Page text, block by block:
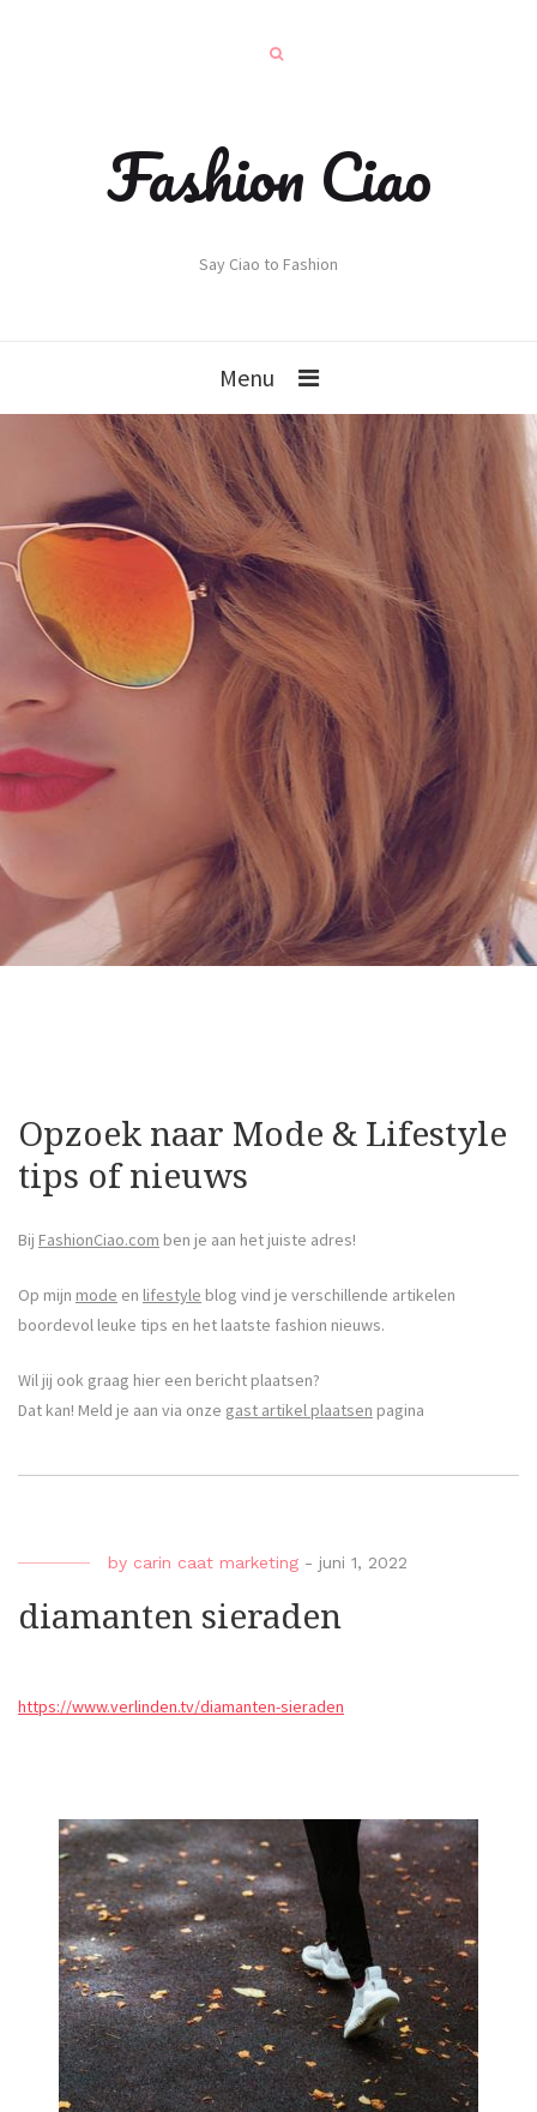
Fashion Ciao
Say Ciao to Fashion
Menu
Opzoek naar Mode & Lifestyle
tips of nieuws
Bij FashionCiao.com ben je aan het juiste adres!
Op mijn mode en lifestyle blog vind je verschillende artikelen
boordevol leuke tips en het laatste fashion nieuws.
Wil jij ook graag hier een bericht plaatsen?
Dat kan! Meld je aan via onze gast artikel plaatsen pagina
by carin caat marketing - juni 1, 2022
diamanten sieraden
https://www.verlinden.tv/diamanten-sieraden